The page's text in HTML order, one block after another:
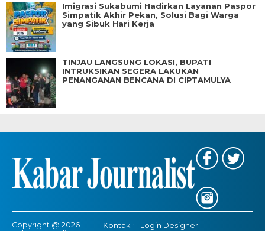
Imigrasi Sukabumi Hadirkan Layanan Paspor
Simpatik Akhir Pekan, Solusi Bagi Warga
yang Sibuk Hari Kerja
TINJAU LANGSUNG LOKASI, BUPATI
INTRUKSIKAN SEGERA LAKUKAN
PENANGANAN BENCANA DI CIPTAMULYA
Copyright @ 2026
Kontak
Login Designer